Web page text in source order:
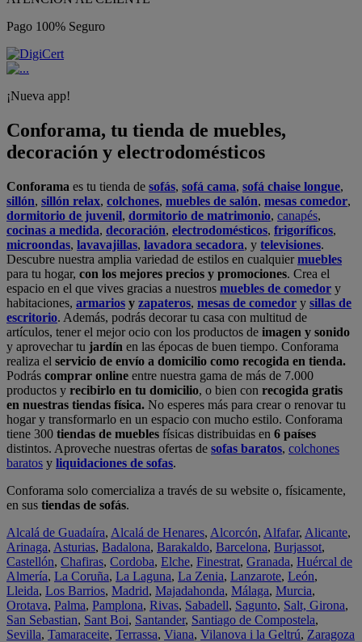
Pago 100% Seguro
¡Nueva app!
Conforama, tu tienda de muebles,
decoración y electrodomésticos
Conforama es tu tienda de sofás, sofá cama, sofá chaise longue,
sillón, sillón relax, colchones, muebles de salón, mesas comedor,
dormitorio de juvenil, dormitorio de matrimonio, canapés,
cocinas a medida, decoración, electrodomésticos, frigoríficos,
microondas, lavavajillas, lavadora secadora, y televisiones.
Descubre nuestra amplia variedad de estilos en cualquiermuebles
para tu hogar, con los mejores precios y promociones. Crea el
espacio en el que vives gracias a nuestros muebles de comedor y
habitaciones, armarios y zapateros, mesas de comedor y sillas de
escritorio. Además, podrás decorar tu casa con multitud de
artículos, tener el mejor ocio con los productos de imagen y sonido
y aprovechar tu jardín en las épocas de buen tiempo. Conforama
realiza el servicio de envío a domicilio como recogida en tienda.
Podrás comprar online entre nuestra gama de más de 7.000
productos y recibirlo en tu domicilio, o bien con recogida gratis
en nuestras tiendas física. No esperes más para crear o renovar tu
hogar y transformarlo en un espacio con mucho estilo. Conforama
tiene 300 tiendas de muebles físicas distribuidas en 6 países
distintos. Aproveche nuestras ofertas de sofas baratos, colchones
baratos y liquidaciones de sofas.
Conforama solo comercializa a través de su website o, físicamente,
en sus tiendas de sofás.
Alcalá de Guadaíra, Alcalá de Henares, Alcorcón, Alfafar, Alicante,
Arinaga, Asturias, Badalona, Barakaldo, Barcelona, Burjassot,
Castellón, Chafiras, Cordoba, Elche, Finestrat, Granada, Huércal de
Almería, La Coruña, La Laguna, La Zenia, Lanzarote, León,
Lleida, Los Barrios, Madrid, Majadahonda, Málaga, Murcia,
Orotava, Palma, Pamplona, Rivas, Sabadell, Sagunto, Salt, Girona,
San Sebastian, Sant Boi, Santander, Santiago de Compostela,
Sevilla, Tamaraceite, Terrassa, Viana, Vilanova i la Geltrú, Zaragoza